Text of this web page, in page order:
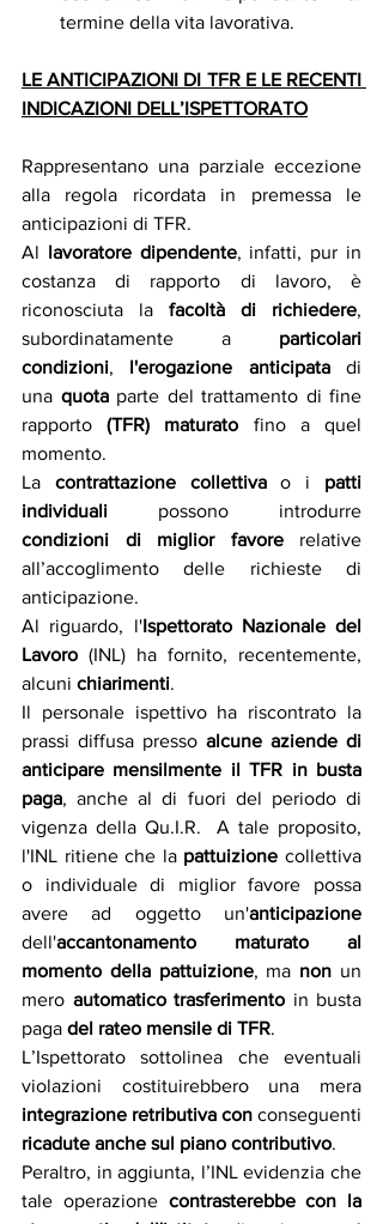
termine della vita lavorativa.
LE ANTICIPAZIONI DI TFR E LE RECENTI
INDICAZIONI DELL’ISPETTORATO
Rappresentano una parziale eccezione
alla regola ricordata in premessa le
anticipazioni di TFR.
Al lavoratore dipendente, infatti, pur in
costanza di rapporto di lavoro, è
riconosciuta la facoltà di richiedere,
subordinatamente a particolari
condizioni, l'erogazione anticipata di
una quota parte del trattamento di fine
rapporto (TFR) maturato fino a quel
momento.
La contrattazione collettiva o i patti
individuali
condizioni di miglior favore relative
all’accoglimento delle richieste di
anticipazione.
Al riguardo, l'Ispettorato Nazionale del
Lavoro (INL) ha fornito, recentemente,
alcuni chiarimenti.
Il personale ispettivo ha riscontrato la
prassi diffusa presso alcune aziende di
anticipare mensilmente il TFR in busta
paga, anche al di fuori del periodo di
vigenza della Qu.I.R.  A tale proposito,
l'INL ritiene che la pattuizione collettiva
o individuale di miglior favore possa
avere ad oggetto un'anticipazione
dell'accantonamento
maturato al
momento della pattuizione, ma non un
mero automatico trasferimento in busta
paga del rateo mensile di TFR.
L’Ispettorato sottolinea che eventuali
integrazione retributiva con
ricadute anche sul piano contributivo.
Peraltro, in aggiunta, l’INL evidenzia che
tale operazione contrasterebbe con la